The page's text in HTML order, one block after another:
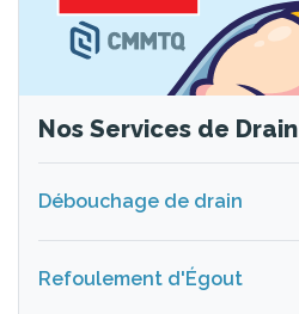
Nos Services de Drain
Débouchage de drain
Refoulement d'Égout